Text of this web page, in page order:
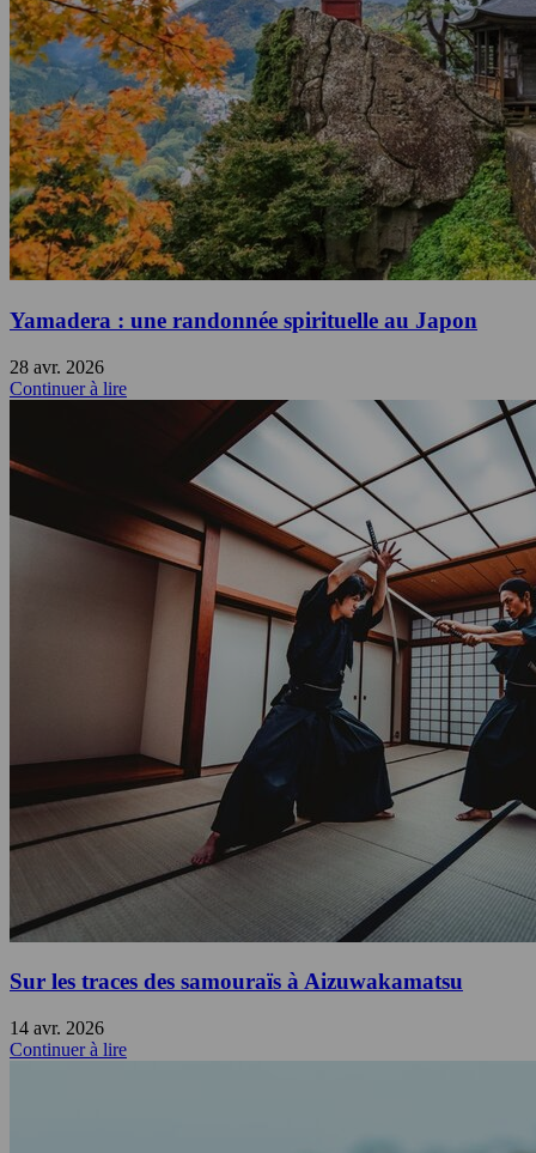
Yamadera : une randonnée spirituelle au Japon
28 avr. 2026
Continuer à lire
Sur les traces des samouraïs à Aizuwakamatsu
14 avr. 2026
Continuer à lire